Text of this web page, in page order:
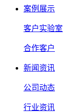
案例展示
客户实验室
合作客户
新闻资讯
公司动态
行业资讯